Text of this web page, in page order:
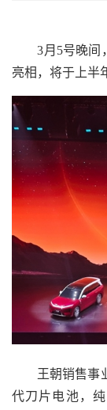
3月5号晚间，
亮相，将于上半
王朝销售事业
代刀片电池，